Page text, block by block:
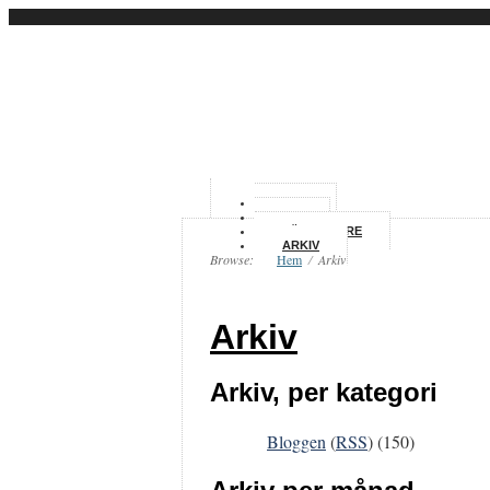
HEM
OM
FÖRFATTARE
ARKIV
Browse: Hem / Arkiv
Arkiv
Arkiv, per kategori
Bloggen(RSS) (150)